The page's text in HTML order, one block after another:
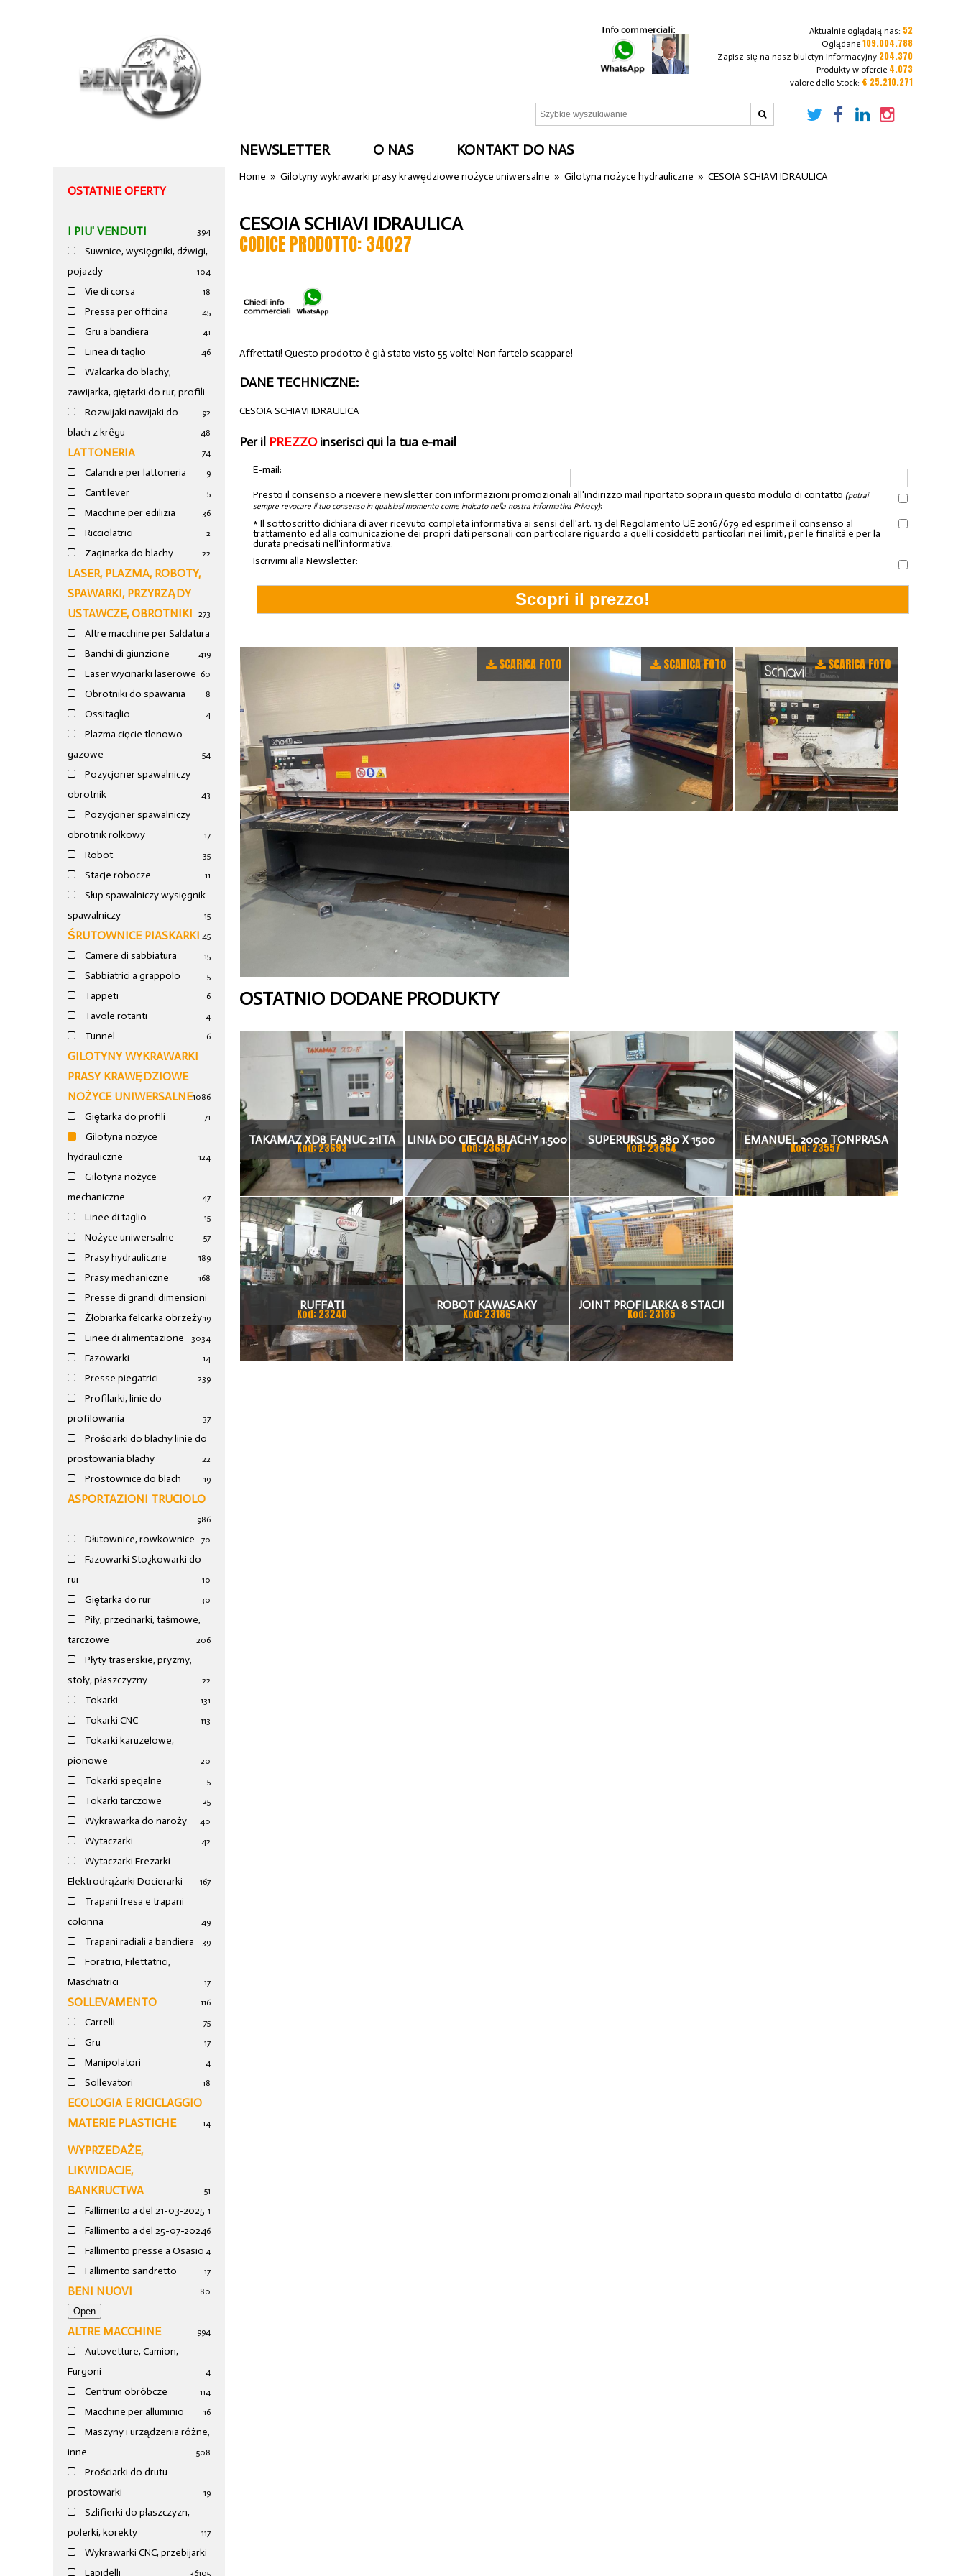
Aktualnie oglądają nas: 52
Oglądane 109.004.788
Zapisz się na nasz biuletyn informacyjny 204.370
Produkty w ofercie 4.073
valore dello Stock: € 25.210.271
NEWSLETTER O NAS KONTAKT DO NAS
OSTATNIE OFERTY
I PIU' VENDUTI 394
Suwnice, wysięgniki, dźwigi,
pojazdy
104
Vie di corsa 18
Pressa per officina 45
Gru a bandiera 41
Linea di taglio 46
Walcarka do blachy,
zawijarka, giętarki do rur, profili
92
Rozwijaki nawijaki do
blach z krêgu
48
LATTONERIA 74
Calandre per lattoneria 9
Cantilever 5
Macchine per edilizia 36
Ricciolatrici 2
Zaginarka do blachy 22
LASER, PLAZMA, ROBOTY,
SPAWARKI, PRZYRZĄDY
USTAWCZE, OBROTNIKI
273
Altre macchine per Saldatura
19
Banchi di giunzione 4
Laser wycinarki laserowe 60
Obrotniki do spawania 8
Ossitaglio 4
Plazma cięcie tlenowo
gazowe
54
Pozycjoner spawalniczy
obrotnik
43
Pozycjoner spawalniczy
obrotnik rolkowy
17
Robot 35
Stacje robocze 11
Słup spawalniczy wysięgnik
spawalniczy
15
ŚRUTOWNICE PIASKARKI 45
Camere di sabbiatura 15
Sabbiatrici a grappolo 5
Tappeti 6
Tavole rotanti 4
Tunnel 6
GILOTYNY WYKRAWARKI
PRASY KRAWĘDZIOWE
NOŻYCE UNIWERSALNE1086
Giętarka do profili 71
Gilotyna nożyce
hydrauliczne
124
Gilotyna nożyce
mechaniczne
47
Linee di taglio 15
Nożyce uniwersalne 57
Prasy hydrauliczne 189
Prasy mechaniczne 168
Presse di grandi dimensioni
19
Żłobiarka felcarka obrzeży
34
Linee di alimentazione 30
Fazowarki 14
Presse piegatrici 239
Profilarki, linie do
profilowania
37
Prościarki do blachy linie do
prostowania blachy
22
Prostownice do blach 19
ASPORTAZIONI TRUCIOLO
986
Dłutownice, rowkownice 70
Fazowarki Sto¿kowarki do
rur
10
Giętarka do rur 30
Piły, przecinarki, taśmowe,
tarczowe
206
Płyty traserskie, pryzmy,
stoły, płaszczyzny
22
Tokarki 131
Tokarki CNC 113
Tokarki karuzelowe,
pionowe
20
Tokarki specjalne 5
Tokarki tarczowe 25
Wykrawarka do naroży 40
Wytaczarki 42
Wytaczarki Frezarki
Elektrodrążarki Docierarki
167
Trapani fresa e trapani
colonna
49
Trapani radiali a bandiera 39
Foratrici, Filettatrici,
Maschiatrici
17
SOLLEVAMENTO 116
Carrelli 75
Gru 17
Manipolatori 4
Sollevatori 18
ECOLOGIA E RICICLAGGIO
MATERIE PLASTICHE
14
WYPRZEDAŻE,
LIKWIDACJE,
BANKRUCTWA
51
Fallimento a del 21-03-2025 1
Fallimento a del 25-07-20246
Fallimento presse a Osasio 4
Fallimento sandretto 17
BENI NUOVI 80
ALTRE MACCHINE 994
Autovetture, Camion,
Furgoni
4
Centrum obróbcze 114
Macchine per alluminio 16
Maszyny i urządzenia różne,
inne
508
Prościarki do drutu
prostowarki
19
Szlifierki do płaszczyzn,
polerki, korekty
117
Wykrawarki CNC, przebijarki
105
Lapidelli 36
Home »Gilotyny wykrawarki prasy krawędziowe nożyce uniwersalne »Gilotyna nożyce hydrauliczne »CESOIA SCHIAVI IDRAULICA
CESOIA SCHIAVI IDRAULICA
CODICE PRODOTTO: 34027
Affrettati! Questo prodotto è già stato visto 55 volte! Non fartelo scappare!
DANE TECHNICZNE:
CESOIA SCHIAVI IDRAULICA
Per il PREZZOinserisci qui la tua e-mail
E-mail:
Presto il consenso a ricevere newsletter con informazioni promozionali all'indirizzo mail riportato sopra in questo modulo di contatto (potrai
sempre revocare il tuo consenso in qualsiasi momento come indicato nella nostra informativa Privacy):
* Il sottoscritto dichiara di aver ricevuto completa informativa ai sensi dell'art. 13 del Regolamento UE 2016/679 ed esprime il consenso al
trattamento ed alla comunicazione dei propri dati personali con particolare riguardo a quelli cosiddetti particolari nei limiti, per le finalità e per la
durata precisati nell'informativa.
Iscrivimi alla Newsletter:
SCARICA FOTO SCARICA FOTO SCARICA FOTO
OSTATNIO DODANE PRODUKTY
TAKAMAZ XD8 FANUC 21ITA
TOKARKA CNC
Kod: 23693
LINIA DO CIĘCIA BLACHY 1.500
X 1,5 (2,5) MM
Kod: 23687
SUPERURSUS 280 X 1500
TOKARKA
Kod: 23564
EMANUEL 2000 TONPRASA
HYDRAULICZNA 3200 X 2000
Kod: 23557
RUFFATI
Kod: 23240
ROBOT KAWASAKY
Kod: 23186
JOINT PROFILARKA 8 STACJI
Kod: 23185